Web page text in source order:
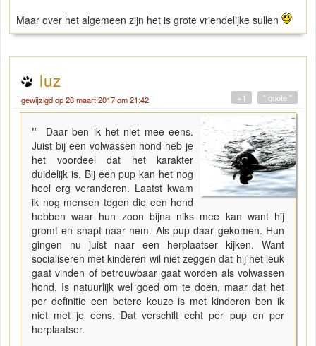
Maar over het algemeen zijn het is grote vriendelijke sullen
luz
gewijzigd op 28 maart 2017 om 21:42 " quote "
+1
"
Daar ben ik het niet mee eens.
Juist bij een volwassen hond heb je
het voordeel dat het karakter
duidelijk is. Bij een pup kan het nog
heel erg veranderen. Laatst kwam
ik nog mensen tegen die een hond
hebben waar hun zoon bijna niks mee kan want hij
gromt en snapt naar hem. Als pup daar gekomen. Hun
gingen nu juist naar een herplaatser kijken. Want
socialiseren met kinderen wil niet zeggen dat hij het leuk
gaat vinden of betrouwbaar gaat worden als volwassen
hond. Is natuurlijk wel goed om te doen, maar dat het
per definitie een betere keuze is met kinderen ben ik
niet met je eens. Dat verschilt echt per pup en per
herplaatser.